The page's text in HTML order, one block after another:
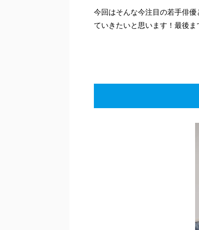
今回はそんな今注目の若手俳
ていきたいと思います！最後